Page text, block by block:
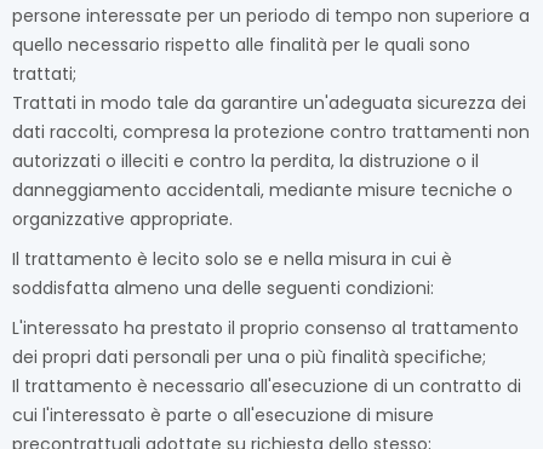
persone interessate per un periodo di tempo non superiore a
quello necessario rispetto alle finalità per le quali sono
trattati;
Trattati in modo tale da garantire un'adeguata sicurezza dei
dati raccolti, compresa la protezione contro trattamenti non
autorizzati o illeciti e contro la perdita, la distruzione o il
danneggiamento accidentali, mediante misure tecniche o
organizzative appropriate.
Il trattamento è lecito solo se e nella misura in cui è
soddisfatta almeno una delle seguenti condizioni:
L'interessato ha prestato il proprio consenso al trattamento
dei propri dati personali per una o più finalità specifiche;
Il trattamento è necessario all'esecuzione di un contratto di
cui l'interessato è parte o all'esecuzione di misure
precontrattuali adottate su richiesta dello stesso;